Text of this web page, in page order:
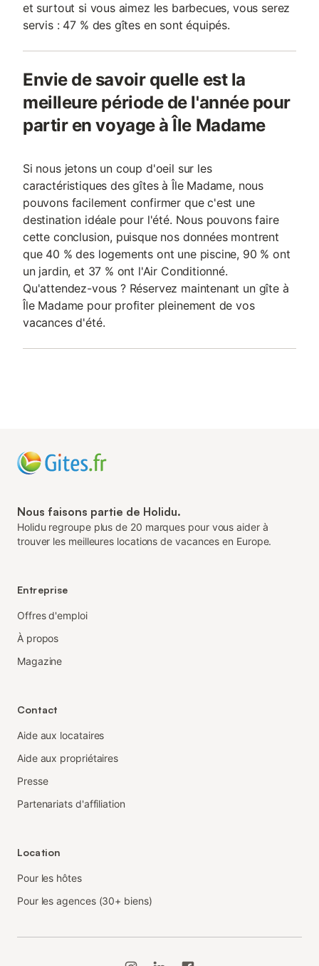
et surtout si vous aimez les barbecues, vous serez
servis : 47 % des gîtes en sont équipés.
Envie de savoir quelle est la
meilleure période de l'année pour
partir en voyage à Île Madame
Si nous jetons un coup d'oeil sur les
caractéristiques des gîtes à Île Madame, nous
pouvons facilement confirmer que c'est une
destination idéale pour l'été. Nous pouvons faire
cette conclusion, puisque nos données montrent
que 40 % des logements ont une piscine, 90 % ont
un jardin, et 37 % ont l'Air Conditionné.
Qu'attendez-vous ? Réservez maintenant un gîte à
Île Madame pour profiter pleinement de vos
vacances d'été.
Nous faisons partie de Holidu.
Holidu regroupe plus de 20 marques pour vous aider à
trouver les meilleures locations de vacances en Europe.
Entreprise
Offres d'emploi
À propos
Magazine
Contact
Aide aux locataires
Aide aux propriétaires
Presse
Partenariats d'affiliation
Location
Pour les hôtes
Pour les agences (30+ biens)